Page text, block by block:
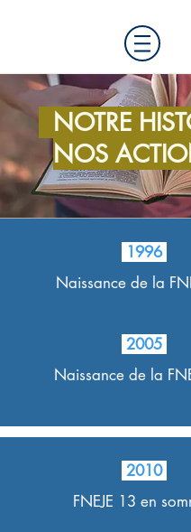
NOTRE
NOS
1996
Naissance de la
2005
Naissance de la
2010
FNEJE 13 en